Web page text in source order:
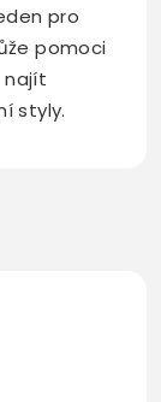
pro
pomoci
najít
styly.